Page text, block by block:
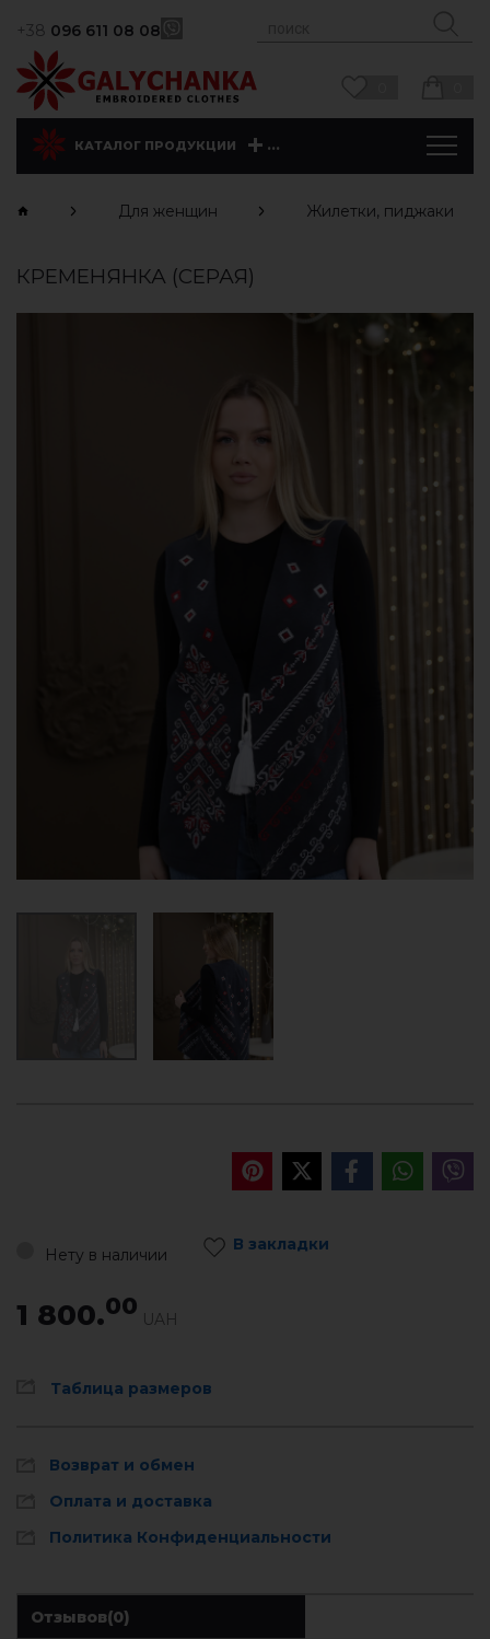
+38 096 611 08 08
КАТАЛОГ ПРОДУКЦИИ ...
Для женщин Жилетки, пиджаки
КРЕМЕНЯНКА (СЕРАЯ)
Нету в наличии
В закладки
1 800.00 UAH
Таблица размеров
Возврат и обмен
Оплата и доставка
Политика Конфиденциальности
Отзывов(0)